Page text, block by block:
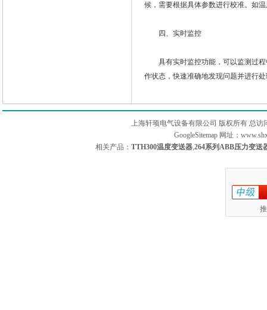
候，需要根据具体参数进行校准。如
四、实时监控
具有实时监控功能，可以监测过程
作状态，快速准确地发现问题并进行
上海轩顼电气设备有限公司 版权所有 总访
GoogleSitemap网址：
相关产品： TTH300温度变送器,264系列ABB压力变送